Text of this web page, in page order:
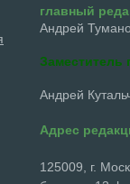
главный
Андрей
Заместитель
Андрей
Адрес
125009, г.